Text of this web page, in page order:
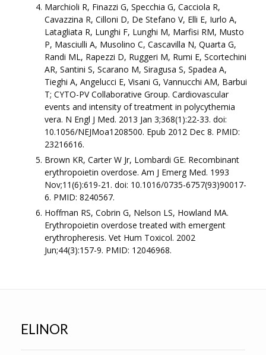
Marchioli R, Finazzi G, Specchia G, Cacciola R,
Cavazzina R, Cilloni D, De Stefano V, Elli E, Iurlo A,
Latagliata R, Lunghi F, Lunghi M, Marfisi RM, Musto
P, Masciulli A, Musolino C, Cascavilla N, Quarta G,
Randi ML, Rapezzi D, Ruggeri M, Rumi E, Scortechini
AR, Santini S, Scarano M, Siragusa S, Spadea A,
Tieghi A, Angelucci E, Visani G, Vannucchi AM, Barbui
T; CYTO-PV Collaborative Group. Cardiovascular
events and intensity of treatment in polycythemia
vera. N Engl J Med. 2013 Jan 3;368(1):22-33. doi:
10.1056/NEJMoa1208500. Epub 2012 Dec 8. PMID:
23216616.
Brown KR, Carter W Jr, Lombardi GE. Recombinant
erythropoietin overdose. Am J Emerg Med. 1993
Nov;11(6):619-21. doi: 10.1016/0735-6757(93)90017-
6. PMID: 8240567.
Hoffman RS, Cobrin G, Nelson LS, Howland MA.
Erythropoietin overdose treated with emergent
erythropheresis. Vet Hum Toxicol. 2002
Jun;44(3):157-9. PMID: 12046968.
ELINOR